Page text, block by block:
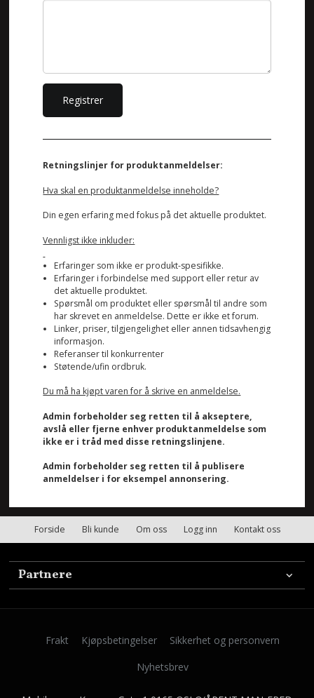
Retningslinjer for produktanmeldelser:
Hva skal en produktanmeldelse inneholde?
Din egen erfaring med fokus på det aktuelle produktet.
Vennligst ikke inkluder:
Erfaringer som ikke er produkt-spesifikke.
Erfaringer i forbindelse med support eller retur av
det aktuelle produktet.
Spørsmål om produktet eller spørsmål til andre som
har skrevet en anmeldelse. Dette er ikke et forum.
Linker, priser, tilgjengelighet eller annen tidsavhengig
informasjon.
Referanser til konkurrenter
Støtende/ufin ordbruk.
Du må ha kjøpt varen for å skrive en anmeldelse.
Admin forbeholder seg retten til å akseptere,
avslå eller fjerne enhver produktanmeldelse som
ikke er i tråd med disse retningslinjene.
Admin forbeholder seg retten til å publisere
anmeldelser i for eksempel annonsering.
Forside Bli kunde Om oss Logg inn Kontakt oss
Partnere
Frakt Kjøpsbetingelser
Sikkerhet og personvern
Nyhetsbrev